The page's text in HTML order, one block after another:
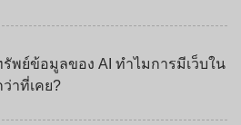
พย์ข้อมูลของ AI ทำไมการมีเว็บใน
าที่เคย?